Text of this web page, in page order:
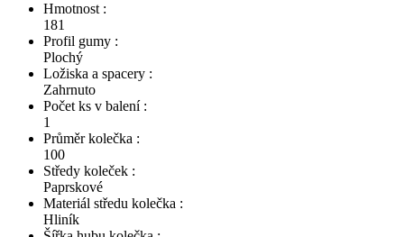
Hmotnost :
181
Profil gumy :
Plochý
Ložiska a spacery :
Zahrnuto
Počet ks v balení :
1
Průměr kolečka :
100
Středy koleček :
Paprskové
Materiál středu kolečka :
Hliník